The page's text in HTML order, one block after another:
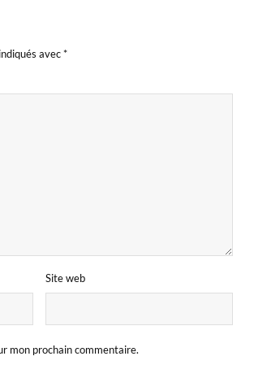
avec*
Site web
mon prochain commentaire.